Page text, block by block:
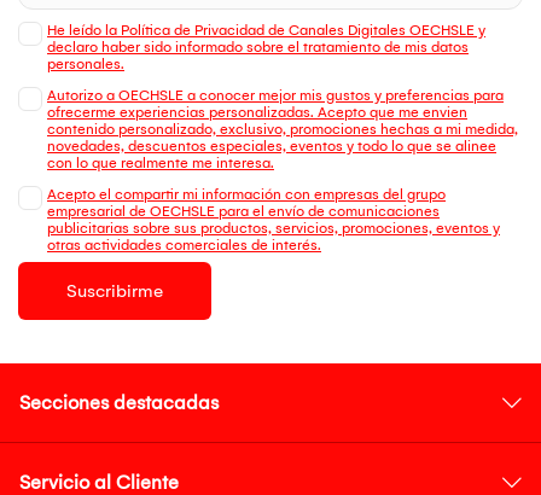
He leído la Política de Privacidad de Canales Digitales OECHSLE y
declaro haber sido informado sobre el tratamiento de mis datos
personales.
Autorizo a OECHSLE a conocer mejor mis gustos y preferencias para
ofrecerme experiencias personalizadas. Acepto que me envien
contenido personalizado, exclusivo, promociones hechas a mi medida,
novedades, descuentos especiales, eventos y todo lo que se alinee
con lo que realmente me interesa.
Acepto el compartir mi información con empresas del grupo
empresarial de OECHSLE para el envío de comunicaciones
publicitarias sobre sus productos, servicios, promociones, eventos y
otras actividades comerciales de interés.
Suscribirme
Secciones destacadas
Servicio al Cliente